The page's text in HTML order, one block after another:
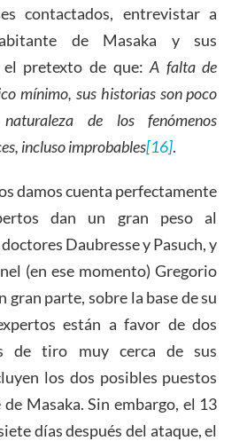
contactados, entrevistar a
de Masaka y sus
el pretexto de que:A falta de
mínimo, sus historias son poco
de los fenómenos
incluso improbables[16].
damos cuenta perfectamente
dan un gran peso al
Daubresse y Pasuch, y
(en ese momento) Gregorio
gran parte, sobre la base de su
están a favor de dos
de tiro muy cerca de sus
los dos posibles puestos
Masaka. Sin embargo, el 13
días después del ataque, el